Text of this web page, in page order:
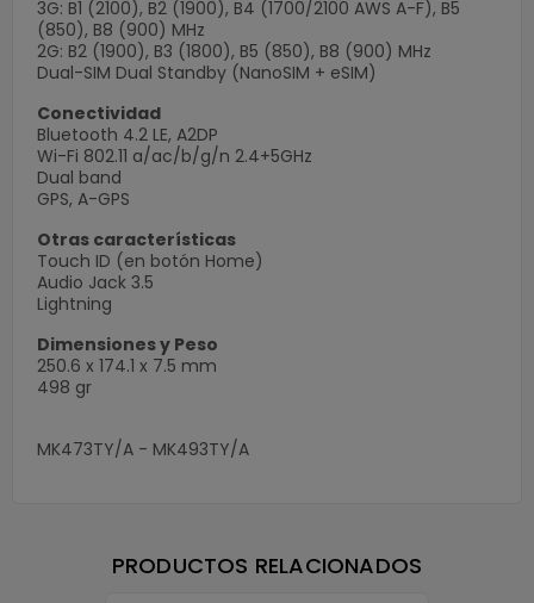
3G: B1 (2100), B2 (1900), B4 (1700/2100 AWS A-F), B5
(850), B8 (900) MHz
2G: B2 (1900), B3 (1800), B5 (850), B8 (900) MHz
Dual-SIM Dual Standby (NanoSIM + eSIM)
Conectividad
Bluetooth 4.2 LE, A2DP
Wi-Fi 802.11 a/ac/b/g/n 2.4+5GHz
Dual band
GPS, A-GPS
Otras características
Touch ID (en botón Home)
Audio Jack 3.5
Lightning
Dimensiones y Peso
250.6 x 174.1 x 7.5 mm
498 gr
MK473TY/A - MK493TY/A
PRODUCTOS RELACIONADOS